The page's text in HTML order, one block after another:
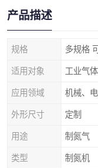
产品描述
规格 多规格
适用对象 工业气
应用领域
外形尺寸 定制
用途 制氮气
类型 制氮机